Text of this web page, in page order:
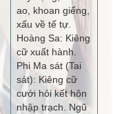
ao, khoan giếng,
xấu về tế tự.
Hoàng Sa: Kiêng
cữ xuất hành.
Phi Ma sát (Tai
sát): Kiêng cữ
cưới hỏi kết hôn
nhập trạch. Ngũ